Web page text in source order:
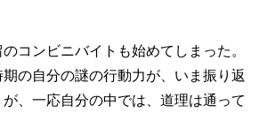
コンビニバイトも始めてしまった。
の自分の謎の行動力が、いま振り返
、一応自分の中では、道理は通って